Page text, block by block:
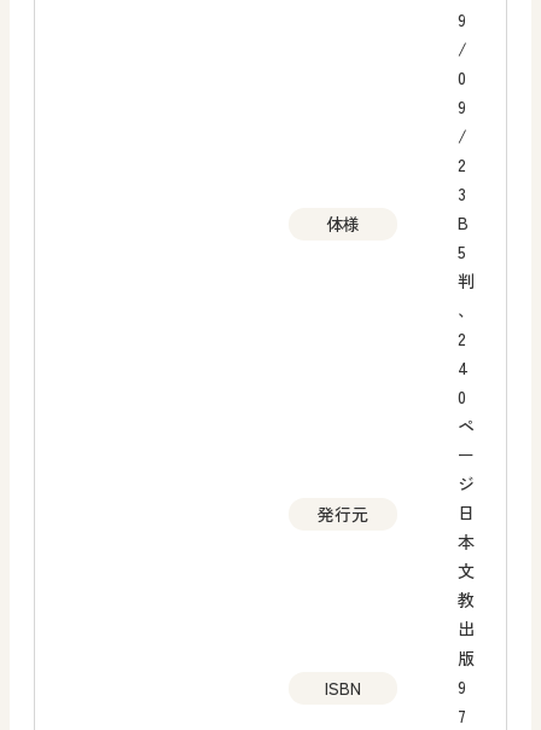
9
/
0
9
/
2
3
体様
B
5
判
、
2
4
0
ペ
ー
ジ
発行元
日
本
文
教
出
版
ISBN
9
7